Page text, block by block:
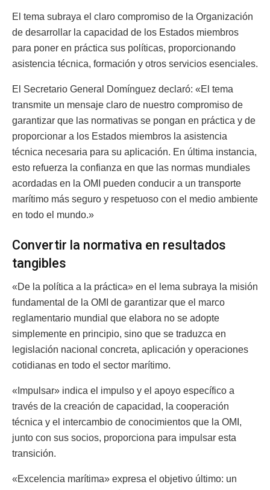
El tema subraya el claro compromiso de la Organización
de desarrollar la capacidad de los Estados miembros
para poner en práctica sus políticas, proporcionando
asistencia técnica, formación y otros servicios esenciales.
El Secretario General Domínguez declaró: «El tema
transmite un mensaje claro de nuestro compromiso de
garantizar que las normativas se pongan en práctica y de
proporcionar a los Estados miembros la asistencia
técnica necesaria para su aplicación. En última instancia,
esto refuerza la confianza en que las normas mundiales
acordadas en la OMI pueden conducir a un transporte
marítimo más seguro y respetuoso con el medio ambiente
en todo el mundo.»
Convertir la normativa en resultados
tangibles
«De la política a la práctica» en el lema subraya la misión
fundamental de la OMI de garantizar que el marco
reglamentario mundial que elabora no se adopte
simplemente en principio, sino que se traduzca en
legislación nacional concreta, aplicación y operaciones
cotidianas en todo el sector marítimo.
«Impulsar» indica el impulso y el apoyo específico a
través de la creación de capacidad, la cooperación
técnica y el intercambio de conocimientos que la OMI,
junto con sus socios, proporciona para impulsar esta
transición.
«Excelencia marítima» expresa el objetivo último: un